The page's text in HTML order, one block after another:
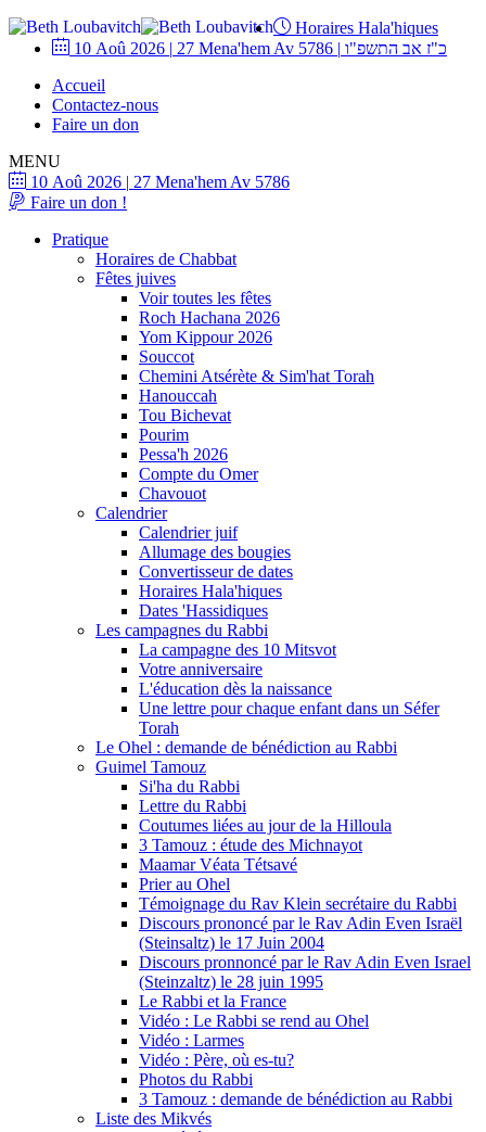
Horaires Hala'hiques
10 Aoû 2026 | 27 Mena'hem Av 5786 | כ"ז אב התשפ"ו
Accueil
Contactez-nous
Faire un don
MENU
10 Aoû 2026 | 27 Mena'hem Av 5786
Faire un don !
Pratique
Horaires de Chabbat
Fêtes juives
Voir toutes les fêtes
Roch Hachana 2026
Yom Kippour 2026
Souccot
Chemini Atsérète & Sim'hat Torah
Hanouccah
Tou Bichevat
Pourim
Pessa'h 2026
Compte du Omer
Chavouot
Calendrier
Calendrier juif
Allumage des bougies
Convertisseur de dates
Horaires Hala'hiques
Dates 'Hassidiques
Les campagnes du Rabbi
La campagne des 10 Mitsvot
Votre anniversaire
L'éducation dès la naissance
Une lettre pour chaque enfant dans un Séfer
Torah
Le Ohel : demande de bénédiction au Rabbi
Guimel Tamouz
Si'ha du Rabbi
Lettre du Rabbi
Coutumes liées au jour de la Hilloula
3 Tamouz : étude des Michnayot
Maamar Véata Tétsavé
Prier au Ohel
Témoignage du Rav Klein secrétaire du Rabbi
Discours prononcé par le Rav Adin Even Israël
(Steinsaltz) le 17 Juin 2004
Discours pronnoncé par le Rav Adin Even Israel
(Steinzaltz) le 28 juin 1995
Le Rabbi et la France
Vidéo : Le Rabbi se rend au Ohel
Vidéo : Larmes
Vidéo : Père, où es-tu?
Photos du Rabbi
3 Tamouz : demande de bénédiction au Rabbi
Liste des Mikvés